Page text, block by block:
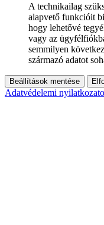
A technikailag
alapvető funkcióit
hogy lehetővé
vagy az
semmilyen
származó adatot
Beállítások mentése
Adatvédelemi